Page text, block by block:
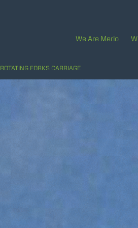
We Are Merlo
ROTATING FORKS CARRIAGE